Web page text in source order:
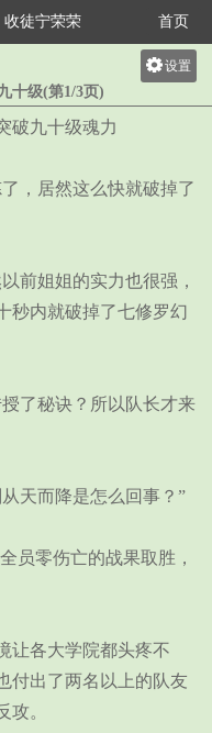
收徒宁荣荣 首页
设置
小
十级(第1/3页)
破九十级魂力
，居然这么快就破掉了
前姐姐的实力也很强，
秒内就破掉了七修罗幻
了秘诀？所以队长才来
天而降是怎么回事？”
员零伤亡的战果取胜，
让各大学院都头疼不
付出了两名以上的队友
攻。